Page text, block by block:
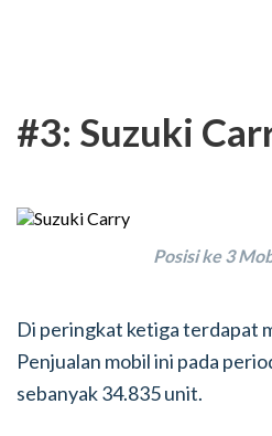
#3: Suzuki
Posisi ke 3
Di peringkat ketiga terdapat
Penjualan mobil ini pada
sebanyak 34.835 unit.